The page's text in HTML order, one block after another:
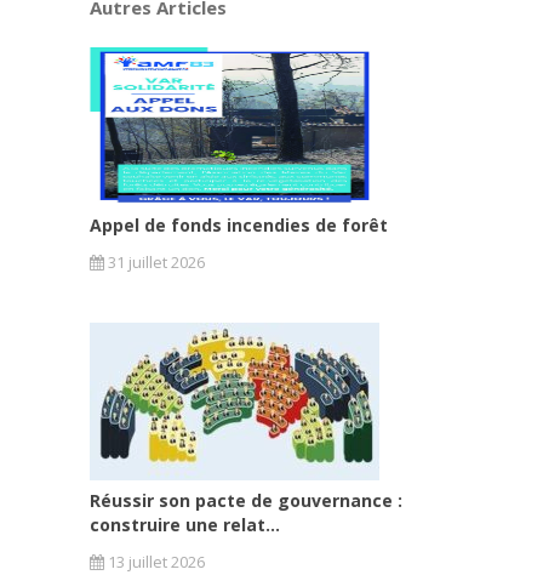
Autres Articles
Appel de fonds incendies de forêt
31 juillet 2026
Réussir son pacte de gouvernance :
construire une relat...
13 juillet 2026